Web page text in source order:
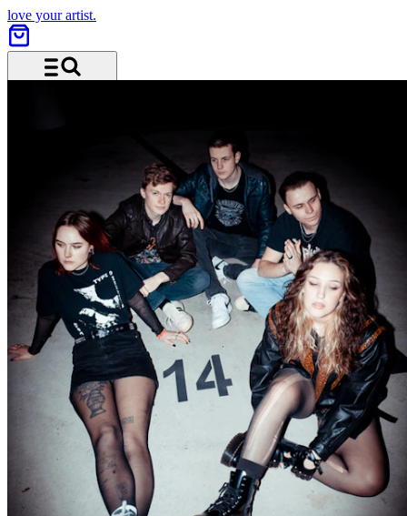
love your artist.